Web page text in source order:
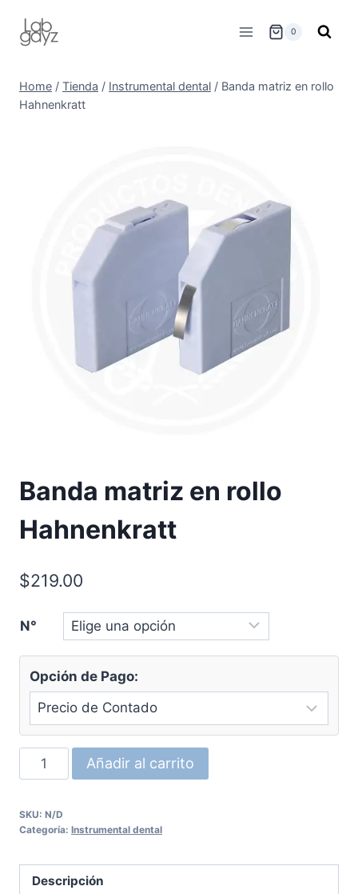
0
Home / Tienda / Instrumental dental / Banda matriz en rollo
Hahnenkratt
Banda matriz en rollo
Hahnenkratt
$219.00
N°
Opción de Pago:
Banda
matriz
rollo
cantidad
Añadir al carrito
SKU: N/D
Categoría: Instrumental dental
Descripción